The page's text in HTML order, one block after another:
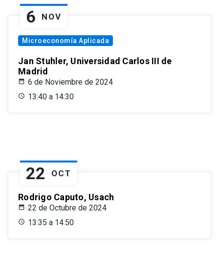
6 NOV
Microeconomía Aplicada
Jan Stuhler, Universidad Carlos III de
Madrid
6 de Noviembre de 2024
13:40 a 14:30
22 OCT
Rodrigo Caputo, Usach
22 de Octubre de 2024
13:35 a 14:50